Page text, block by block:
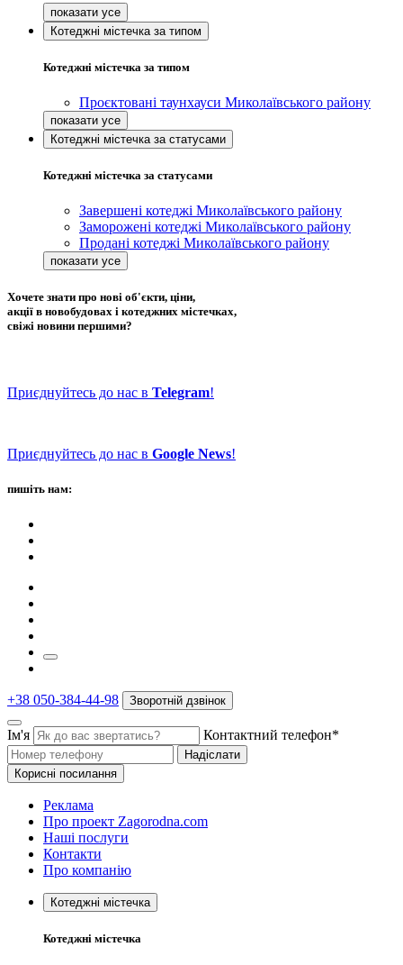
Котеджні містечка за типом
Котеджні містечка за типом
Проєктовані таунхауси Миколаївського району
Котеджні містечка за статусами
Котеджні містечка за статусами
Завершені котеджі Миколаївського району
Заморожені котеджі Миколаївського району
Продані котеджі Миколаївського району
Хочете знати про нові об'єкти, ціни,
акції в новобудовах і котеджних містечках,
свіжі новини першими?
Приєднуйтесь до нас в Telegram!
Приєднуйтесь до нас в Google News!
пишіть нам:
+38 050-384-44-98 Зворотній дзвінок
Ім'я Контактний телефон*
Надіслати
Корисні посилання
Реклама
Про проект Zagorodna.com
Наші послуги
Контакти
Про компанію
Котеджні містечка
Котеджні містечка